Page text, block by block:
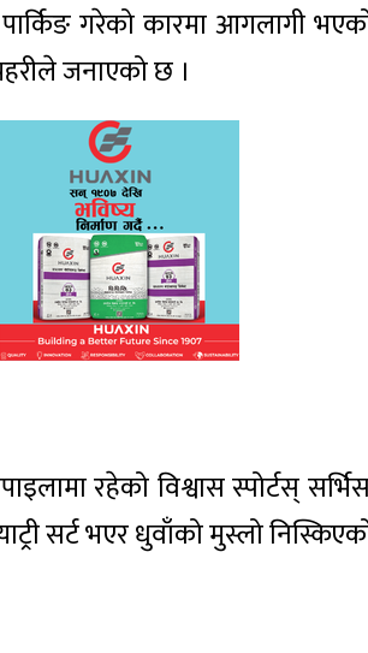
गरेको कारमा आगलागी
जनाएको छ ।
रहेको विश्वास स्पोर्टस्
सर्ट भएर धुवाँको मुस्लो